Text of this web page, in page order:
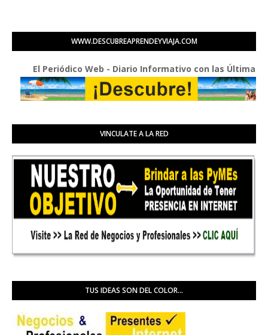
WWW.DESCUBREAPRENDEYVIAJA.COM
El Periódico Web - Diario Informativo con las Últimas
VINCULATE A LA RED
TUS IDEAS SON DEL COLOR...